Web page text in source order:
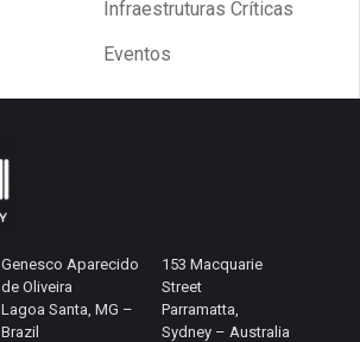
Infraestruturas Críticas
Eventos
Genesco Aparecido
de Oliveira
Lagoa Santa, MG –
Brazil
153 Macquarie
Street
Parramatta,
Sydney – Australia